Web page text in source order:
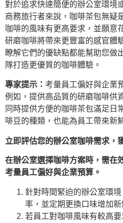
對於追求快速簡便的辦公室環境
商務旅行者來說，咖啡茶包無疑
咖啡的風味有更高要求，並願意
研磨咖啡將帶來更豐富的感官體
瞭解它們的優缺點都能幫助您做
隊打造更優質的咖啡體驗。
專家提示： 考量員工偏好與企業
例如，提供高品質的研磨咖啡供
同時提供方便的咖啡茶包滿足日
啡豆的種類，也能為員工帶來新
立即評估您的辦公室咖啡需求，
在辦公室選擇咖啡方案時，需在
考量員工偏好與企業預算。
針對時間緊迫的辦公室環
率，並定期更換口味增加新
若員工對咖啡風味有較高